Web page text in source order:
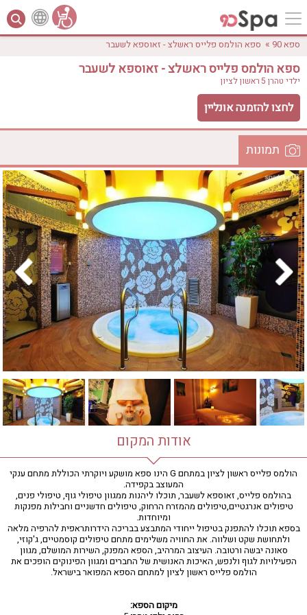
לפי אבזורים
אירוודה
ארוחה
בריכה מחוממת
בריכה חיצונית
ג'קוזי
ג'קוזי פרטי
חדר כושר
חמאם טורקי
טיפול במים
טיפול קלאסי
טיפולי קוסמטיקה
סאונה רטובה
סאונה יבשה
עיסוי תאילנדי
שיאצו
אישור טווח מחירים ₪0 - ₪3000
ספא 90 » ספא הולמס פלייס ראשלצ - זאוספא לשעבר
ספא הולמס פלייס ראשלצ - זאוספא לשעבר
ילדי טהרן 5 ראשון לציון
לחצו להזמנה אונליין
תמונות
המקום
אודות המקום
הולמס פלייס ראשון לציון במתחם G הינו ספא מושקע ויוקרתי הכוללת מתחם ענקי
המעוצב בקפידה.
בהולמס פלייס, זאוספא לשעבר, תוכלו ליהנות ממגוון טיפולי גוף, טיפולי פנים,
טיפולים אנרגטיים,טיפולים מהמזרח הרחוק, טיפולים חדשניים וחבילות מפנקות
ומיוחדות.
בספא תוכלו להתפנק בטיפול ייחודי המתבצע בבריכה הידרותראפית להרפיה מלאה
ולתחושת שקט ושלווה. את החוויה משלימים מתחם טיפולים קוסמטיים, ג'קוזי,
סאונה יבשה ורטובה. העיצוב המרהיב, הספא המפנק, השירות המושלם, מגוון
הפעילויות לגוף ולנפש, האיכות האנושית של החברים ומגוון הפינוקים הופכים את
הולמס פלייס ראשון לציון למתחם הספא המפואר בישראל.
מיקום הספא: